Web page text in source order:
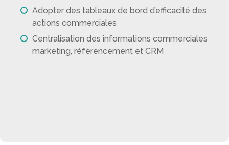
Adopter des tableaux de bord d’efficacité des
actions commerciales
Centralisation des informations commerciales
marketing, référencement et CRM